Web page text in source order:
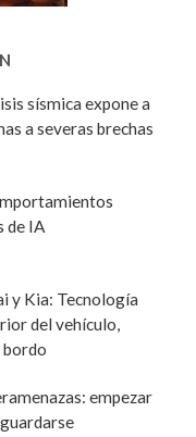
sísmica expone a
a severas brechas
de IA
y Kia: Tecnología
del vehículo,
bordo
empezar